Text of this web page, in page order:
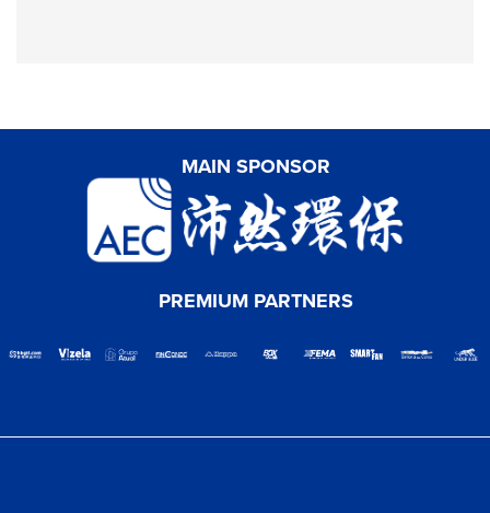
MAIN SPONSOR
PREMIUM PARTNERS